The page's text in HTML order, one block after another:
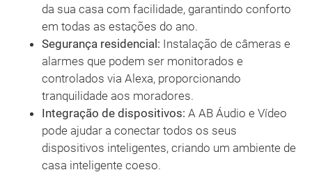
da sua casa com facilidade, garantindo conforto
em todas as estações do ano.
Segurança residencial: Instalação de câmeras e
alarmes que podem ser monitorados e
controlados via Alexa, proporcionando
tranquilidade aos moradores.
Integração de dispositivos: A AB Áudio e Vídeo
pode ajudar a conectar todos os seus
dispositivos inteligentes, criando um ambiente de
casa inteligente coeso.